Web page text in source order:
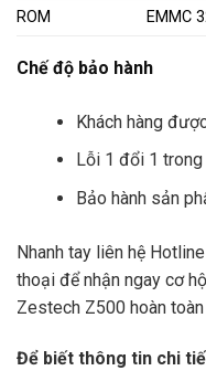
ROM
EMMC
Chế độ bảo hành
Khách hàng
Lỗi 1 đổi 1
Bảo hành sản
Nhanh tay liên hệ Hotline
thoại để nhận ngay cơ
Zestech Z500 hoàn
Để biết thông tin chi